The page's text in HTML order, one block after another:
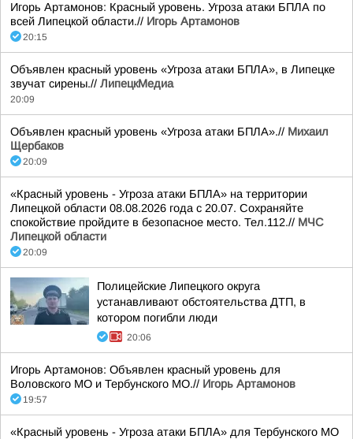
Игорь Артамонов: Красный уровень. Угроза атаки БПЛА по
всей Липецкой области.// Игорь Артамонов
20:15
Объявлен красный уровень «Угроза атаки БПЛА», в Липецке
звучат сирены.// ЛипецкМедиа
20:09
Объявлен красный уровень «Угроза атаки БПЛА».// Михаил
Щербаков
20:09
«Красный уровень - Угроза атаки БПЛА» на территории
Липецкой области 08.08.2026 года с 20.07. Сохраняйте
спокойствие пройдите в безопасное место. Тел.112.// МЧС
Липецкой области
20:09
Полицейские Липецкого округа
устанавливают обстоятельства ДТП, в
котором погибли люди
20:06
Игорь Артамонов: Объявлен красный уровень для
Воловского МО и Тербунского МО.// Игорь Артамонов
19:57
«Красный уровень - Угроза атаки БПЛА» для Тербунского МО